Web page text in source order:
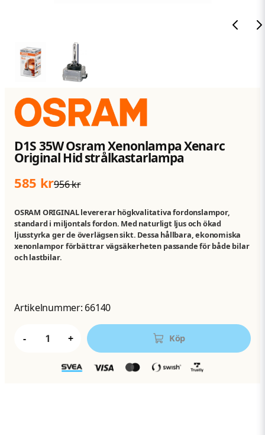
D1S 35W Osram Xenonlampa Xenarc
Original Hid strålkastarlampa
956 kr
585 kr
OSRAM ORIGINAL levererar högkvalitativa fordonslampor,
standard i miljontals fordon. Med naturligt ljus och ökad
ljusstyrka ger de överlägsen sikt. Dessa hållbara, ekonomiska
xenonlampor förbättrar vägsäkerheten passande för både bilar
och lastbilar.
Artikelnummer: 66140
- + Köp